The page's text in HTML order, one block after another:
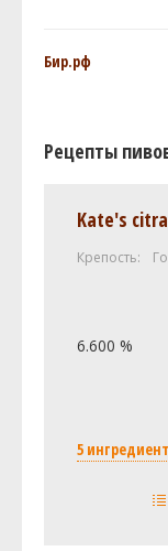
Бир.рф
Рецепты
Kate's
Крепость:
6.600 %
5
Pale Malt